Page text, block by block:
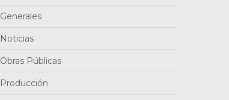
Generales
Noticias
Obras Públicas
Producción